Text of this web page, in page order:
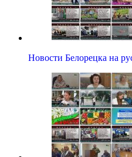
Новости Белорецка на